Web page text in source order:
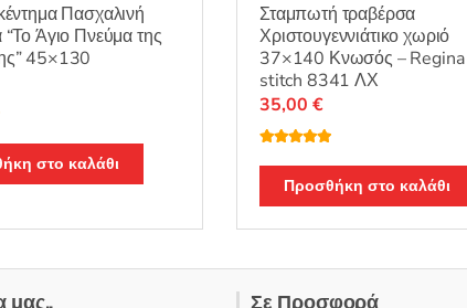
Πασχαλινή
Άγιο Πνεύμα της
45×130
στο καλάθι
Σταμπωτή τραβέρσα
Χριστουγεννιάτικο χωριό
37×140 Κνωσός – Regina
stitch 8341 ΛΧ
θηκε με5.00
από 5
35,00 €
Προσθήκη στο καλάθι
μας.. Σε Προσφορά